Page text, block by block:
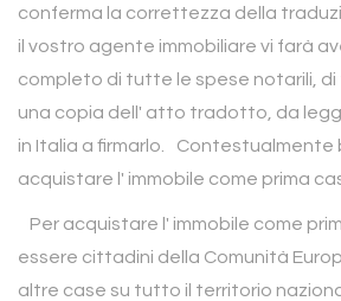
conferma la correttezza della
il vostro agente immobiliare vi farà
completo di tutte le spese notarili,
una copia dell' atto tradotto, da
in Italia a firmarlo. Contestualmente
acquistare l' immobile come prima
Per acquistare l' immobile come
essere cittadini della Comunità
altre case su tutto il territorio